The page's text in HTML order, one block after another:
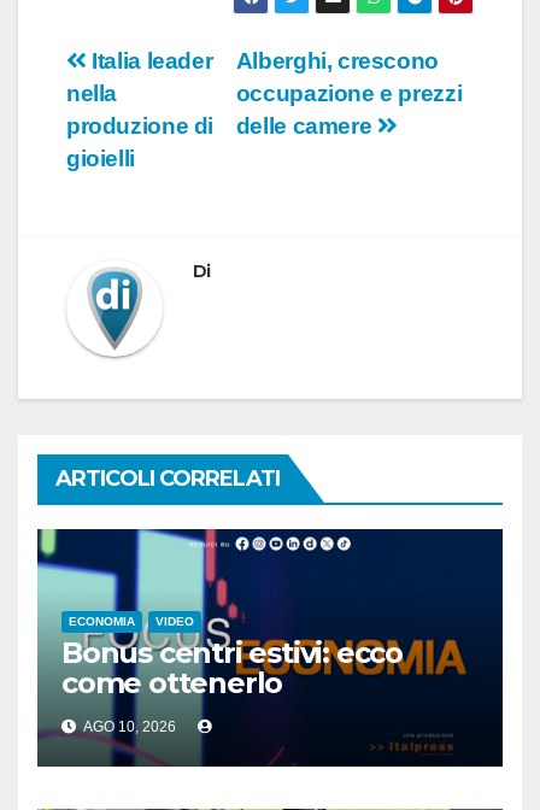
Navigazione
articoli
Alberghi, crescono
occupazione e prezzi
delle camere
Italia leader
nella
produzione di
gioielli
Di
ARTICOLI CORRELATI
ECONOMIA VIDEO
Bonus centri estivi: ecco
come ottenerlo
AGO 10, 2026